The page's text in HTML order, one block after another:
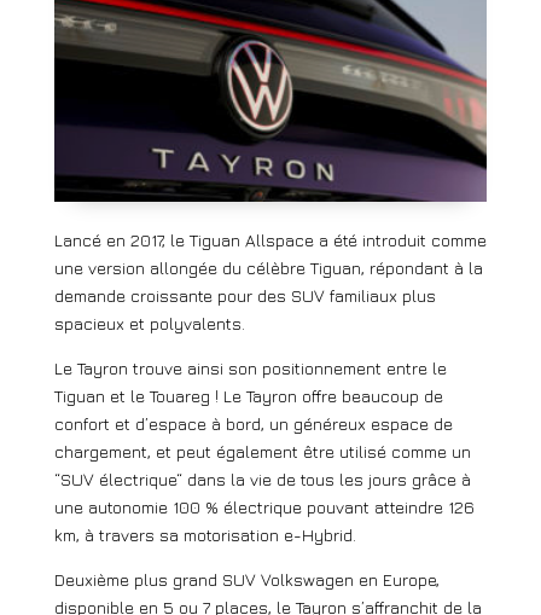
Lancé en 2017, le Tiguan Allspace a été introduit comme
une version allongée du célèbre Tiguan, répondant à la
demande croissante pour des SUV familiaux plus
spacieux et polyvalents.
Le Tayron trouve ainsi son positionnement entre le
Tiguan et le Touareg ! Le Tayron offre beaucoup de
confort et d’espace à bord, un généreux espace de
chargement, et peut également être utilisé comme un
“SUV électrique“ dans la vie de tous les jours grâce à
une autonomie 100 % électrique pouvant atteindre 126
km, à travers sa motorisation e-Hybrid.
Deuxième plus grand SUV Volkswagen en Europe,
disponible en 5 ou 7 places, le Tayron s’affranchit de la